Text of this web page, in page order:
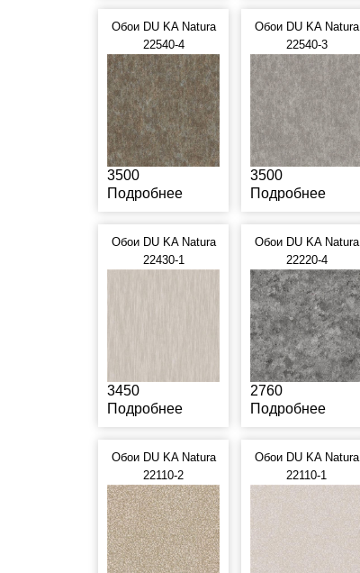
Обои DU KA Natura
22540-4
3500
Подробнее
Обои DU KA Natura
22540-3
3500
Подробнее
Обои DU KA Natura
22430-1
3450
Подробнее
Обои DU KA Natura
22220-4
2760
Подробнее
Обои DU KA Natura
22110-2
Обои DU KA Natura
22110-1